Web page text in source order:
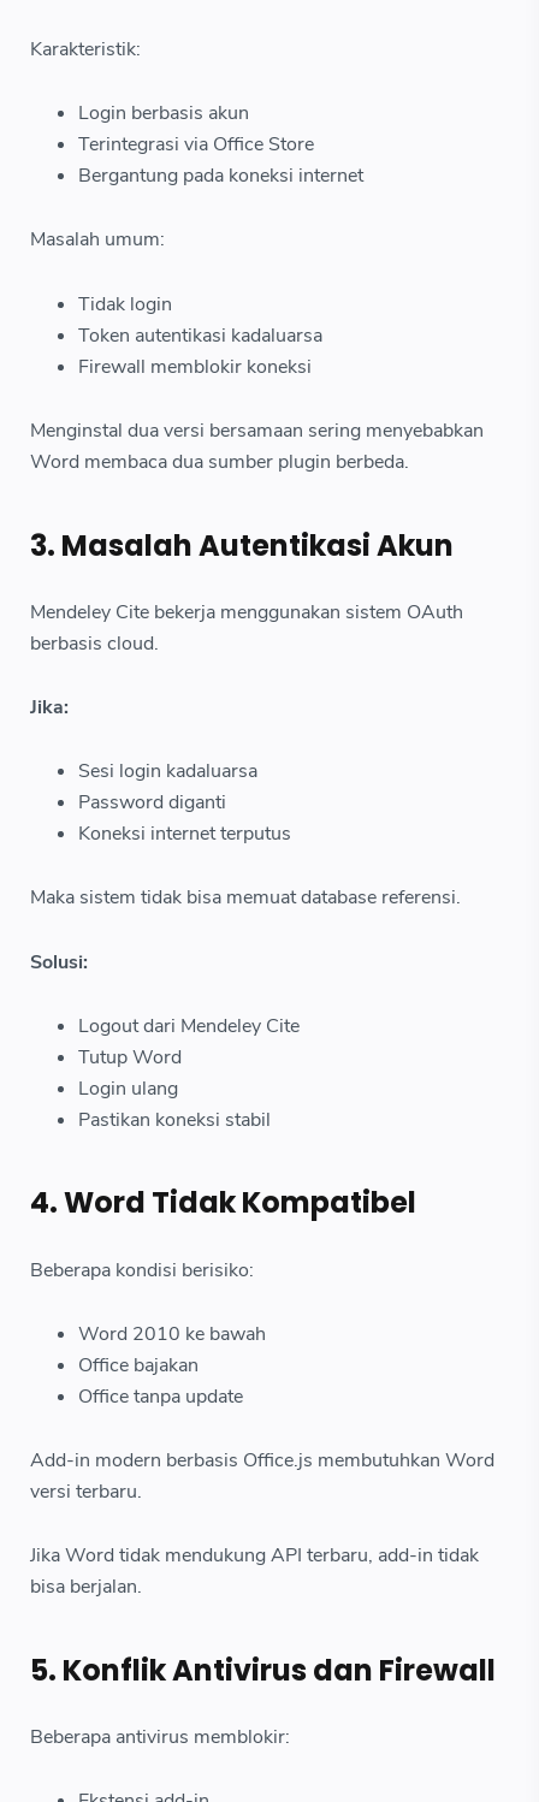
Karakteristik:
Login berbasis akun
Terintegrasi via Office Store
Bergantung pada koneksi internet
Masalah umum:
Tidak login
Token autentikasi kadaluarsa
Firewall memblokir koneksi
Menginstal dua versi bersamaan sering menyebabkan
Word membaca dua sumber plugin berbeda.
3. Masalah Autentikasi Akun
Mendeley Cite bekerja menggunakan sistem OAuth
berbasis cloud.
Jika:
Sesi login kadaluarsa
Password diganti
Koneksi internet terputus
Maka sistem tidak bisa memuat database referensi.
Solusi:
Logout dari Mendeley Cite
Tutup Word
Login ulang
Pastikan koneksi stabil
4. Word Tidak Kompatibel
Beberapa kondisi berisiko:
Word 2010 ke bawah
Office bajakan
Office tanpa update
Add-in modern berbasis Office.js membutuhkan Word
versi terbaru.
Jika Word tidak mendukung API terbaru, add-in tidak
bisa berjalan.
5. Konflik Antivirus dan Firewall
Beberapa antivirus memblokir: